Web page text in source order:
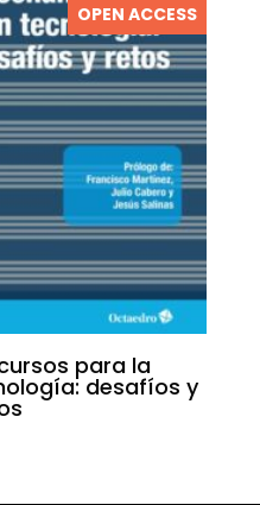
OPEN ACCESS
para la
desafíos y